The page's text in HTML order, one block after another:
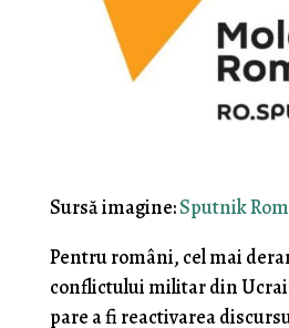
Sursă imagine:Sputnik
Pentru români, cel mai
conflictului militar din
pare a fi reactivarea